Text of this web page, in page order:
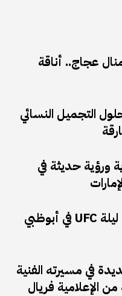
عجاج.. أناقة
التجميل النسائي
ورؤية حديثة في
أنكالايف وغوسكوف يشعلان ليلة UFC في أبوظبي
في مسيرته الفنية
الإعلامية فريال